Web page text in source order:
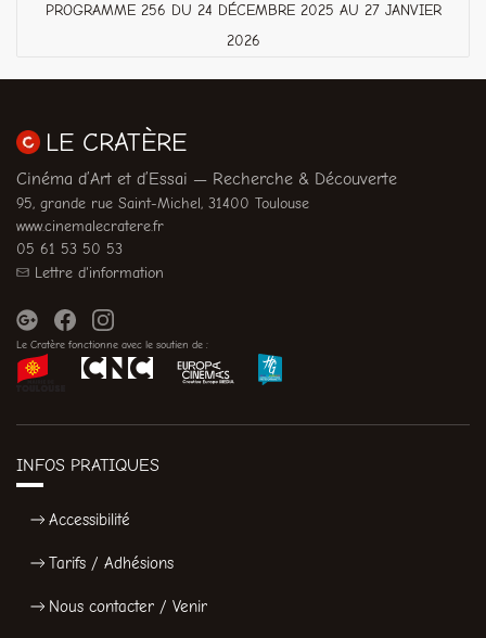
PROGRAMME 256 DU 24 DÉCEMBRE 2025 AU 27 JANVIER
2026
LE CRATÈRE
Cinéma d’Art et d’Essai — Recherche & Découverte
95, grande rue Saint-Michel, 31400 Toulouse
www.cinemalecratere.fr
05 61 53 50 53
Lettre d'information
Le Cratère fonctionne avec le soutien de :
INFOS PRATIQUES
Accessibilité
Tarifs / Adhésions
Nous contacter / Venir